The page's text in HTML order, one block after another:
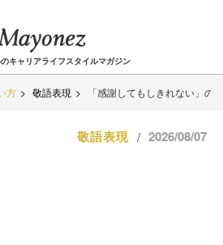
キャリアライフスタイルマガジン
方 敬語表現 「感謝してもしきれない」の
敬語表現 / 2026/08/07